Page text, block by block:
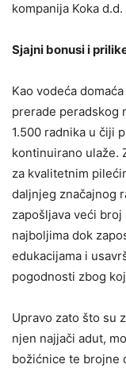
kompanija Koka d.d.
Sjajni bonusi i
Kao vodeća
prerade peradskog
1.500 radnika u čiji
kontinuirano ulaže.
za kvalitetnim
daljnjeg značajnog
zapošljava veći
najboljima dok
edukacijama i
pogodnosti zbog
Upravo zato što su
njen najjači adut,
božićnice te brojne